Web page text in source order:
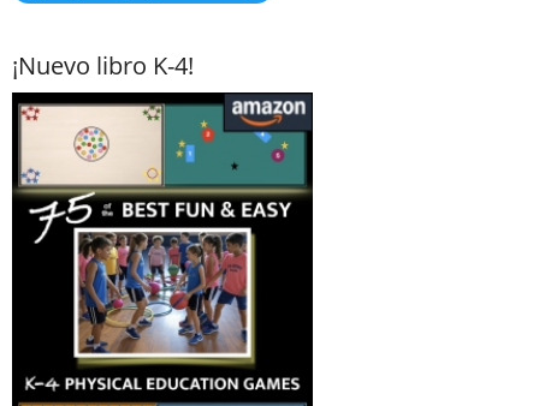
¡Nuevo libro K-4!